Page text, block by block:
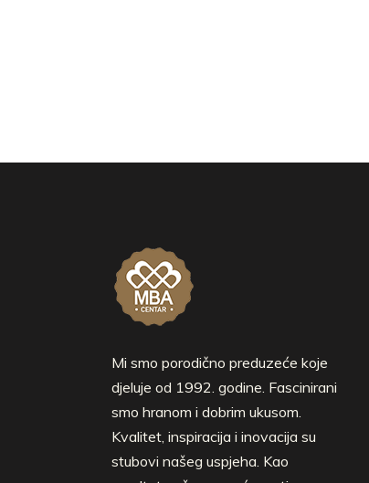
Mi smo porodično preduzeće koje
djeluje od 1992. godine. Fascinirani
smo hranom i dobrim ukusom.
Kvalitet, inspiracija i inovacija su
stubovi našeg uspjeha. Kao